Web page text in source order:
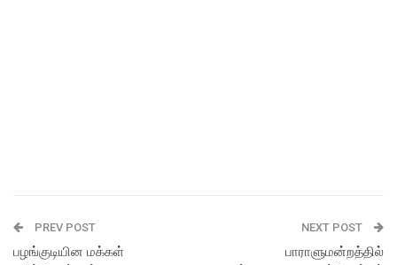
PREV POST
பழங்குடியின மக்கள்
NEXT POST
பாராளுமன்றத்தில்